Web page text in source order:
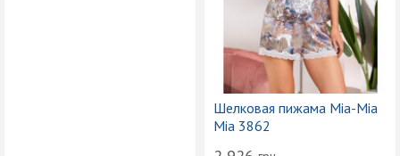
Шелковая пижама Mia-Mia
Mia 3862